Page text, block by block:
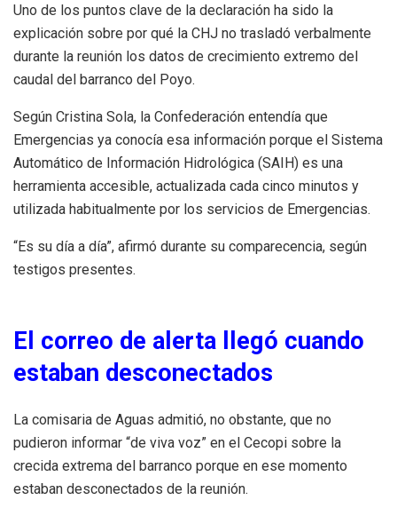
Uno de los puntos clave de la declaración ha sido la
explicación sobre por qué la CHJ no trasladó verbalmente
durante la reunión los datos de crecimiento extremo del
caudal del barranco del Poyo.
Según Cristina Sola, la Confederación entendía que
Emergencias ya conocía esa información porque el Sistema
Automático de Información Hidrológica (SAIH) es una
herramienta accesible, actualizada cada cinco minutos y
utilizada habitualmente por los servicios de Emergencias.
“Es su día a día”, afirmó durante su comparecencia, según
testigos presentes.
El correo de alerta llegó cuando
estaban desconectados
La comisaria de Aguas admitió, no obstante, que no
pudieron informar “de viva voz” en el Cecopi sobre la
crecida extrema del barranco porque en ese momento
estaban desconectados de la reunión.